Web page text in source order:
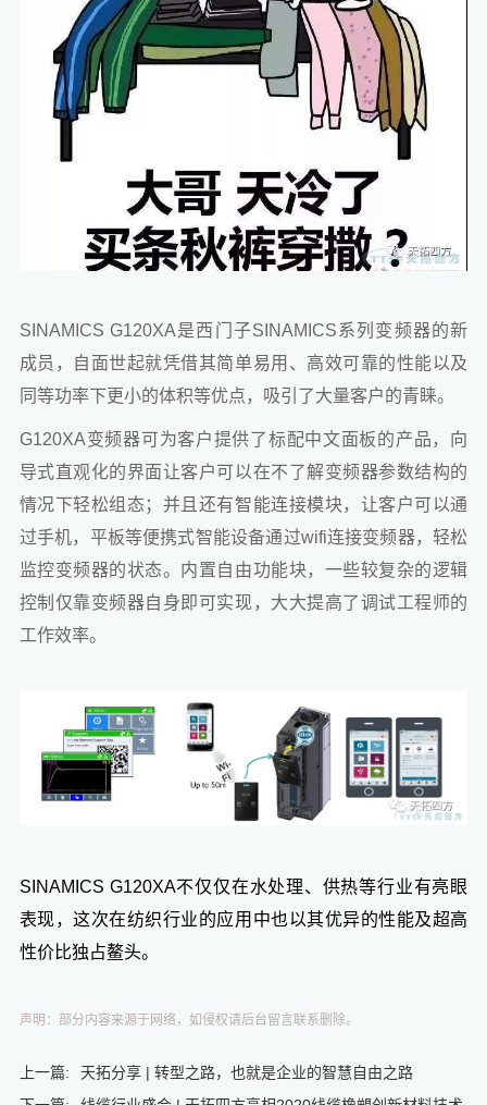
SINAMICS G120XA是西门子SINAMICS系列变频器的新
成员，自面世起就凭借其简单易用、高效可靠的性能以及
同等功率下更小的体积等优点，吸引了大量客户的青睐。
G120XA变频器可为客户提供了标配中文面板的产品，向
导式直观化的界面让客户可以在不了解变频器参数结构的
情况下轻松组态；并且还有智能连接模块，让客户可以通
过手机，平板等便携式智能设备通过wifi连接变频器，轻松
监控变频器的状态。内置自由功能块，一些较复杂的逻辑
控制仅靠变频器自身即可实现，大大提高了调试工程师的
工作效率。
SINAMICS G120XA不仅仅在水处理、供热等行业有亮眼
表现，这次在纺织行业的应用中也以其优异的性能及超高
性价比独占鳌头。
声明：部分内容来源于网络，如侵权请后台留言联系删除。
上一篇:
天拓分享 | 转型之路，也就是企业的智慧自由之路